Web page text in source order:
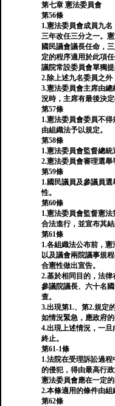
第七章 憲法委員會
第56條
1.憲法委員會成員九
三年改任三分之一。
國民議會議長任命，
定的程序適用於此項
議院常設委員會單獨提
2.除上述九名委員之外
3.憲法委員會主席由
況時，主席有最後決定
第57條
1.憲法委員會委員不
由組織法予以規定。
第58條
1.憲法委員會監督總統
2.憲法委員會審理選舉
第59條
1.國民議員及參議員
性。
第60條
1.憲法委員會監督憲
合法進行，並宣布其結
第61條
1.各組織法公布前，
以及議會兩院議事規
合憲性做出宣告。
2.基於相同目的，法律
參議院議長、六十名
查。
3.出現第1.、第2.規定
如情況緊急，應政府
4.出現上述情況，一
終止。
第61-1條
1.法院在受理訴訟過
的侵犯，得由最高行
憲法委員會應在一定的
2.本條適用的條件由組
第62條